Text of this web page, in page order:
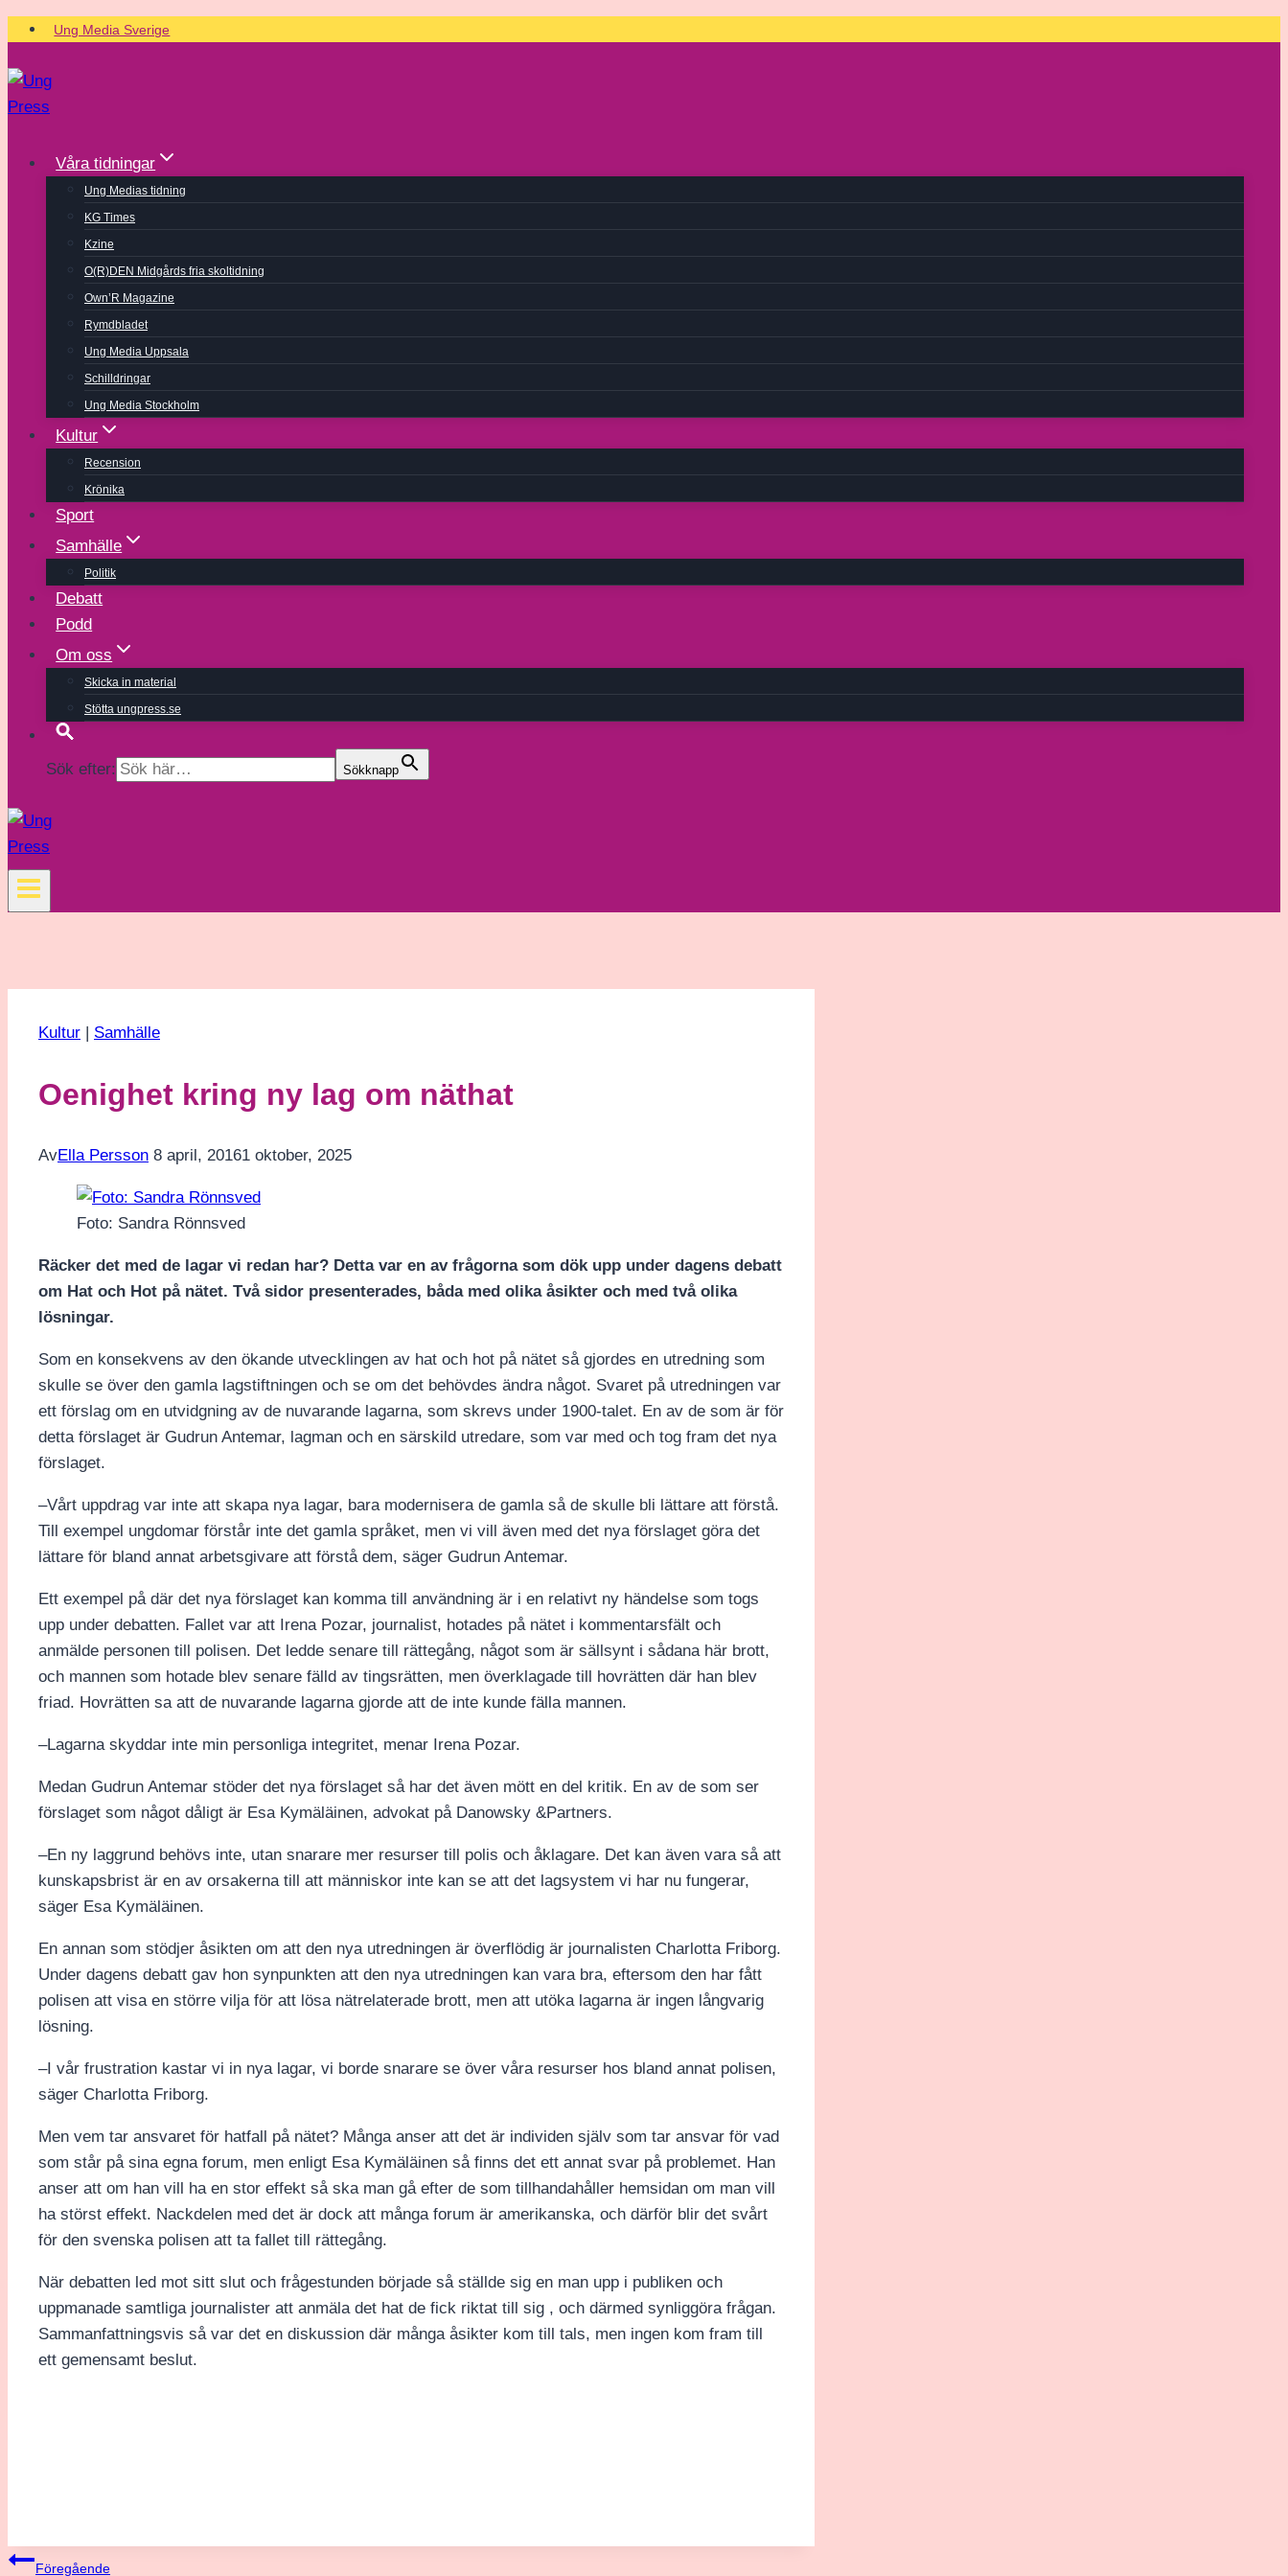
Skip
content
Ung Media Sverige
Våra tidningar
Ung Medias tidning
KG Times
Kzine
O(R)DEN Midgårds fria skoltidning
Own’R Magazine
Rymdbladet
Ung Media Uppsala
Schilldringar
Ung Media Stockholm
Kultur
Recension
Krönika
Sport
Samhälle
Politik
Debatt
Podd
Om oss
Skicka in material
Stötta ungpress.se
Sök efter: Sökknapp
Kultur Samhälle
Oenighet kring ny lag om näthat
AvElla Persson 8 april, 20161 oktober, 2025
Foto: Sandra Rönnsved
Räcker det med de lagar vi redan har? Detta var en av frågorna som dök upp under dagens debatt
om Hat och Hot på nätet. Två sidor presenterades, båda med olika åsikter och med två olika
lösningar.
Som en konsekvens av den ökande utvecklingen av hat och hot på nätet så gjordes en utredning som
skulle se över den gamla lagstiftningen och se om det behövdes ändra något. Svaret på utredningen var
ett förslag om en utvidgning av de nuvarande lagarna, som skrevs under 1900-talet. En av de som är för
detta förslaget är Gudrun Antemar, lagman och en särskild utredare, som var med och tog fram det nya
förslaget.
–Vårt uppdrag var inte att skapa nya lagar, bara modernisera de gamla så de skulle bli lättare att förstå.
Till exempel ungdomar förstår inte det gamla språket, men vi vill även med det nya förslaget göra det
lättare för bland annat arbetsgivare att förstå dem, säger Gudrun Antemar.
Ett exempel på där det nya förslaget kan komma till användning är i en relativt ny händelse som togs
upp under debatten. Fallet var att Irena Pozar, journalist, hotades på nätet i kommentarsfält och
anmälde personen till polisen. Det ledde senare till rättegång, något som är sällsynt i sådana här brott,
och mannen som hotade blev senare fälld av tingsrätten, men överklagade till hovrätten där han blev
friad. Hovrätten sa att de nuvarande lagarna gjorde att de inte kunde fälla mannen.
–Lagarna skyddar inte min personliga integritet, menar Irena Pozar.
Medan Gudrun Antemar stöder det nya förslaget så har det även mött en del kritik. En av de som ser
förslaget som något dåligt är Esa Kymäläinen, advokat på Danowsky &Partners.
–En ny laggrund behövs inte, utan snarare mer resurser till polis och åklagare. Det kan även vara så att
kunskapsbrist är en av orsakerna till att människor inte kan se att det lagsystem vi har nu fungerar,
säger Esa Kymäläinen.
En annan som stödjer åsikten om att den nya utredningen är överflödig är journalisten Charlotta Friborg.
Under dagens debatt gav hon synpunkten att den nya utredningen kan vara bra, eftersom den har fått
polisen att visa en större vilja för att lösa nätrelaterade brott, men att utöka lagarna är ingen långvarig
lösning.
–I vår frustration kastar vi in nya lagar, vi borde snarare se över våra resurser hos bland annat polisen,
säger Charlotta Friborg.
Men vem tar ansvaret för hatfall på nätet? Många anser att det är individen själv som tar ansvar för vad
som står på sina egna forum, men enligt Esa Kymäläinen så finns det ett annat svar på problemet. Han
anser att om han vill ha en stor effekt så ska man gå efter de som tillhandahåller hemsidan om man vill
ha störst effekt. Nackdelen med det är dock att många forum är amerikanska, och därför blir det svårt
för den svenska polisen att ta fallet till rättegång.
När debatten led mot sitt slut och frågestunden började så ställde sig en man upp i publiken och
uppmanade samtliga journalister att anmäla det hat de fick riktat till sig , och därmed synliggöra frågan.
Sammanfattningsvis så var det en diskussion där många åsikter kom till tals, men ingen kom fram till
ett gemensamt beslut.
Inläggsnavigering
Föregående